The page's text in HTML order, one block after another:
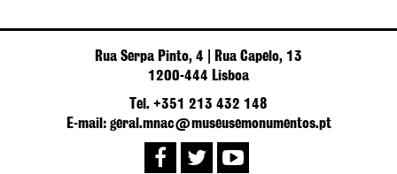
Rua Serpa Pinto, 4 | Rua Capelo, 13
1200-444 Lisboa
Tel. +351 213 432 148
E-mail: geral.mnac@museusemonumentos.pt